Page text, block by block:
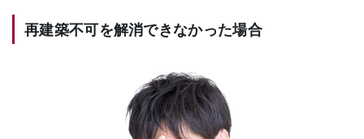
再建築不可を解消できなかった場合